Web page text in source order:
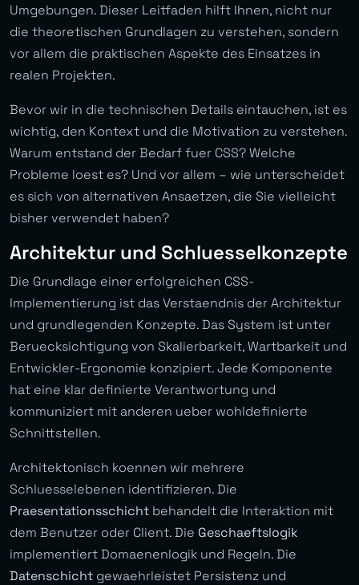
Umgebungen. Dieser Leitfaden hilft Ihnen, nicht nur
die theoretischen Grundlagen zu verstehen, sondern
vor allem die praktischen Aspekte des Einsatzes in
realen Projekten.
Bevor wir in die technischen Details eintauchen, ist es
wichtig, den Kontext und die Motivation zu verstehen.
Warum entstand der Bedarf fuer CSS? Welche
Probleme loest es? Und vor allem – wie unterscheidet
es sich von alternativen Ansaetzen, die Sie vielleicht
bisher verwendet haben?
Architektur und Schluesselkonzepte
Die Grundlage einer erfolgreichen CSS-
Implementierung ist das Verstaendnis der Architektur
und grundlegenden Konzepte. Das System ist unter
Beruecksichtigung von Skalierbarkeit, Wartbarkeit und
Entwickler-Ergonomie konzipiert. Jede Komponente
hat eine klar definierte Verantwortung und
kommuniziert mit anderen ueber wohldefinierte
Schnittstellen.
Architektonisch koennen wir mehrere
Schluesselebenen identifizieren. Die
Praesentationsschicht behandelt die Interaktion mit
dem Benutzer oder Client. Die Geschaeftslogik
implementiert Domaenenlogik und Regeln. Die
Datenschicht gewaehrleistet Persistenz und